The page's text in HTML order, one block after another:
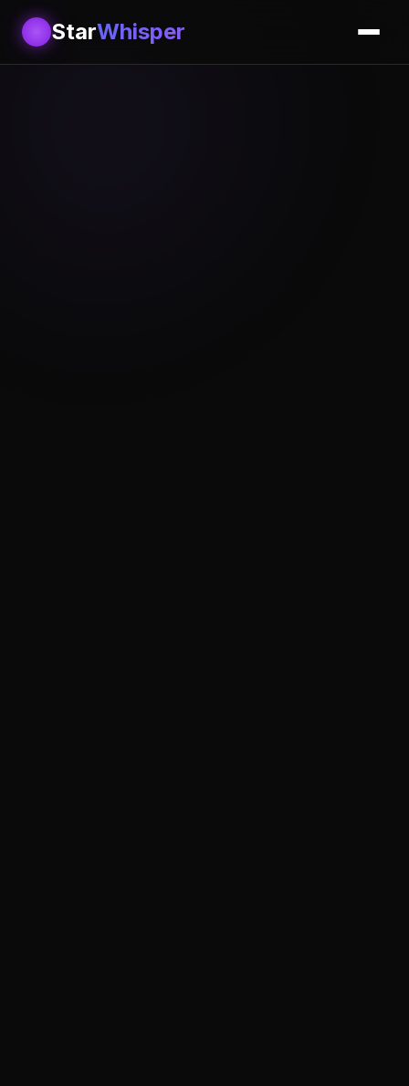
StarWhisper